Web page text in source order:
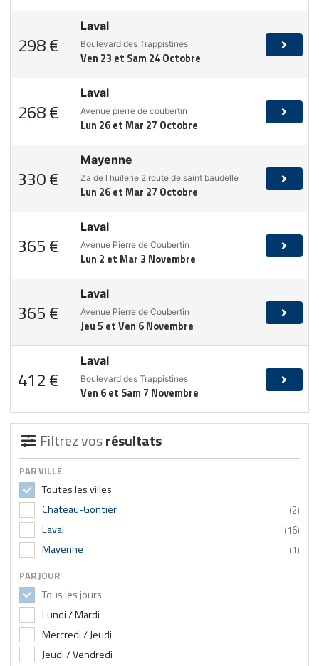
298 €
Laval
Boulevard des Trappistines
Ven 23 et Sam 24 Octobre
268 €
Laval
Avenue pierre de coubertin
Lun 26 et Mar 27 Octobre
330 €
Mayenne
Za de l huilerie 2 route de saint baudelle
Lun 26 et Mar 27 Octobre
365 €
Laval
Avenue Pierre de Coubertin
Lun 2 et Mar 3 Novembre
365 €
Laval
Avenue Pierre de Coubertin
Jeu 5 et Ven 6 Novembre
412 €
Laval
Boulevard des Trappistines
Ven 6 et Sam 7 Novembre
Filtrez vosrésultats
PAR VILLE
Toutes les villes
Chateau-Gontier
(2)
Laval (16)
Mayenne (1)
PAR JOUR
Tous les jours
Lundi / Mardi
Mercredi / Jeudi
Jeudi / Vendredi